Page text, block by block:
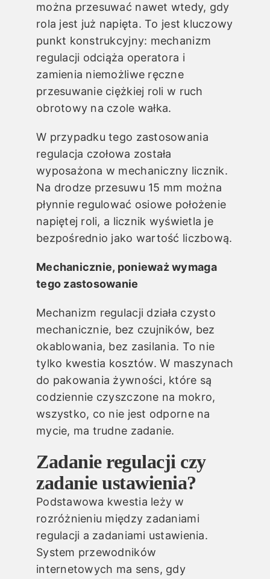
można przesuwać nawet wtedy, gdy
rola jest już napięta. To jest kluczowy
punkt konstrukcyjny: mechanizm
regulacji odciąża operatora i
zamienia niemożliwe ręczne
przesuwanie ciężkiej roli w ruch
obrotowy na czole wałka.
W przypadku tego zastosowania
regulacja czołowa została
wyposażona w mechaniczny licznik.
Na drodze przesuwu 15 mm można
płynnie regulować osiowe położenie
napiętej roli, a licznik wyświetla je
bezpośrednio jako wartość liczbową.
Mechanicznie, ponieważ wymaga
tego zastosowanie
Mechanizm regulacji działa czysto
mechanicznie, bez czujników, bez
okablowania, bez zasilania. To nie
tylko kwestia kosztów. W maszynach
do pakowania żywności, które są
codziennie czyszczone na mokro,
wszystko, co nie jest odporne na
mycie, ma trudne zadanie.
Zadanie regulacji czy
zadanie ustawienia?
Podstawowa kwestia leży w
rozróżnieniu między zadaniami
regulacji a zadaniami ustawienia.
System przewodników
internetowych ma sens, gdy